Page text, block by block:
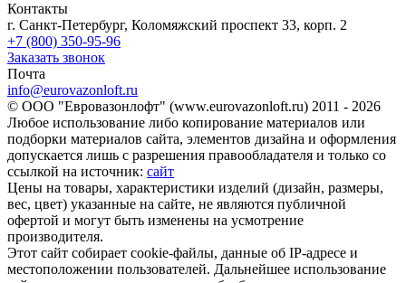
Контакты
г. Санкт-Петербург, Коломяжский проспект 33, корп. 2
+7 (800) 350-95-96
Заказать звонок
Почта
info@eurovazonloft.ru
© ООО "Евровазонлофт" (www.eurovazonloft.ru) 2011 - 2026
Любое использование либо копирование материалов или
подборки материалов сайта, элементов дизайна и оформления
допускается лишь с разрешения правообладателя и только со
ссылкой на источник: сайт
Цены на товары, характеристики изделий (дизайн, размеры,
вес, цвет) указанные на сайте, не являются публичной
офертой и могут быть изменены на усмотрение
производителя.
Этот сайт собирает cookie-файлы, данные об IP-адресе и
местоположении пользователей. Дальнейшее использование